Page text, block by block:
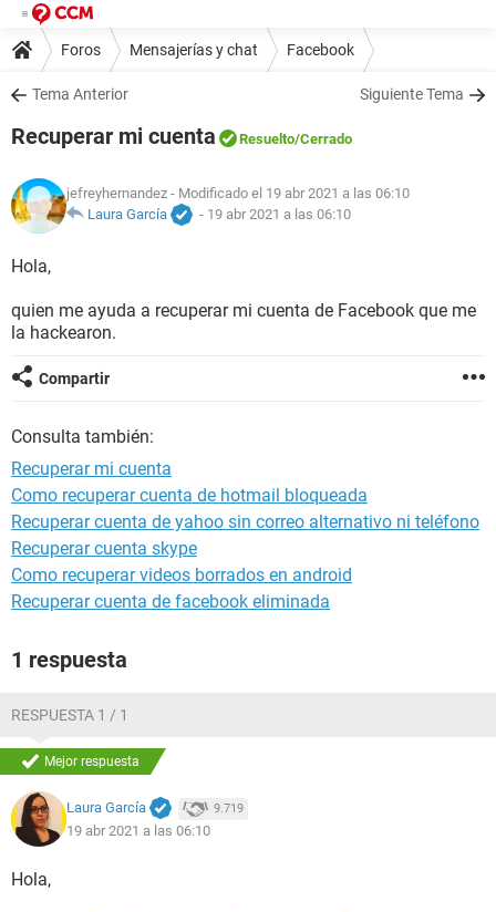
Foros Mensajerías y chat Facebook
Tema Anterior Siguiente Tema
Recuperar mi cuenta Resuelto/Cerrado
jefreyhernandez - Modificado el 19 abr 2021 a las 06:10
Laura García
- 19 abr 2021 a las 06:10
Hola,
quien me ayuda a recuperar mi cuenta de Facebook que me
la hackearon.
Compartir
Consulta también:
Recuperar mi cuenta
Como recuperar cuenta de hotmail bloqueada
Recuperar cuenta de yahoo sin correo alternativo ni teléfono
Recuperar cuenta skype
Como recuperar videos borrados en android
Recuperar cuenta de facebook eliminada
1 respuesta
RESPUESTA 1 / 1
Mejor respuesta
Laura García 9.719
19 abr 2021 a las 06:10
Hola,